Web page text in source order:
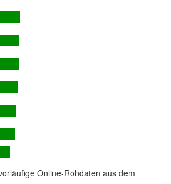
Online-Rohdaten aus dem